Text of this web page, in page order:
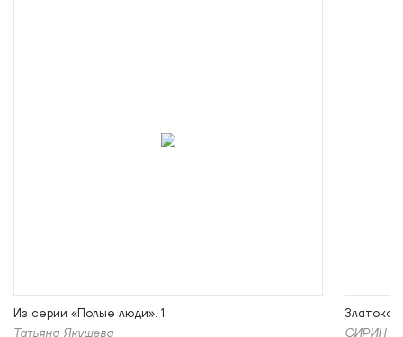
Из серии «Полые люди». 1.
Татьяна Якушева
СИРИН